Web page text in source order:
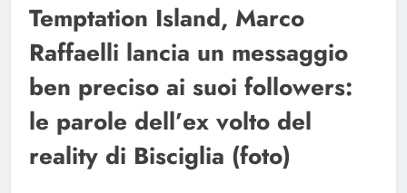
Temptation Island, Marco
Raffaelli lancia un messaggio
ben preciso ai suoi followers:
le parole dell’ex volto del
reality di Bisciglia (foto)